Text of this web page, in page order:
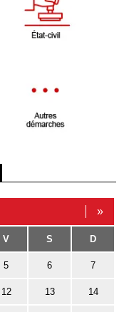
»
V S D
5 6 7
12 13 14